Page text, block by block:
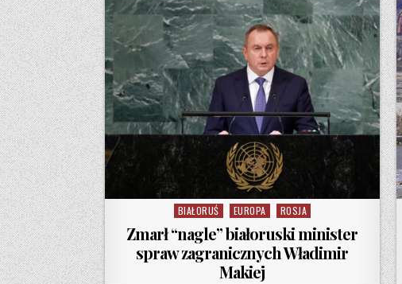
Posted in
BIAŁORUŚ EUROPA ROSJA
Zmarł “nagle” białoruski minister
spraw zagranicznych Władimir
Makiej